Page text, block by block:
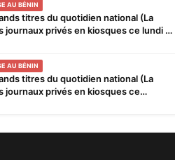
AU BÉNIN
titres du quotidien national (La
journaux privés en kiosques ce lundi 3
AU BÉNIN
titres du quotidien national (La
journaux privés en kiosques ce
2026